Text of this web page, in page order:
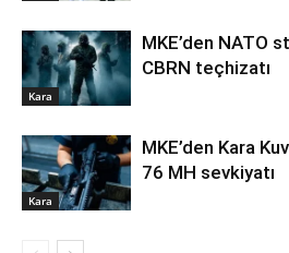
Kara
MKE’den NATO
CBRN teçhizatı
Kara
MKE’den Kara
76 MH sevkiyatı